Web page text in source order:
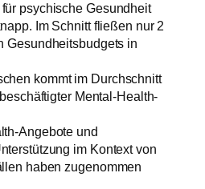
psychische Gesundheit
Im Schnitt fließen nur 2
Gesundheitsbudgets in
kommt im Durchschnitt
Mental-Health-
Angebote und
im Kontext von
haben zugenommen